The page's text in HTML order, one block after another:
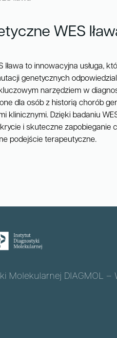
WES
Iława to innowacyjna usługa,
genetycznych
narzędziem w
dla osób z historią chorób
klinicznymi. Dzięki badaniu
i skuteczne zapobieganie
podejście terapeutyczne.
Molekularnej DIAGMOL –